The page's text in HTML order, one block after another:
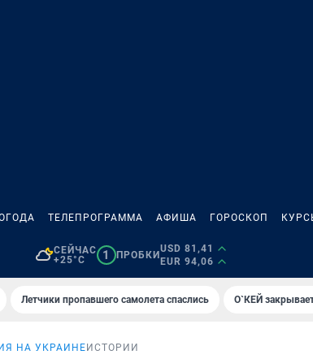
ТЕЛЕПРОГРАММА АФИША ГОРОСКОП
СЕЙЧАС
+25°C
1 ПРОБКИ
USD 81,41
EUR 94,06
Летчики пропавшего самолета спаслись О`КЕЙ
НА УКРАИНЕ ИСТОРИИ